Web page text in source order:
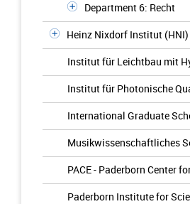
Department 6: Recht
Heinz Nixdorf Institut (HNI)
Institut für Leichtbau mit
Institut für Photonische
International Graduate
Musikwissenschaftliches
PACE - Paderborn Center
Paderborn Institute for